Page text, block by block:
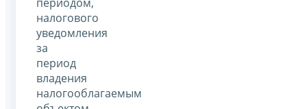
периодом,
налогового
уведомления
за
период
владения
налогооблагаемым